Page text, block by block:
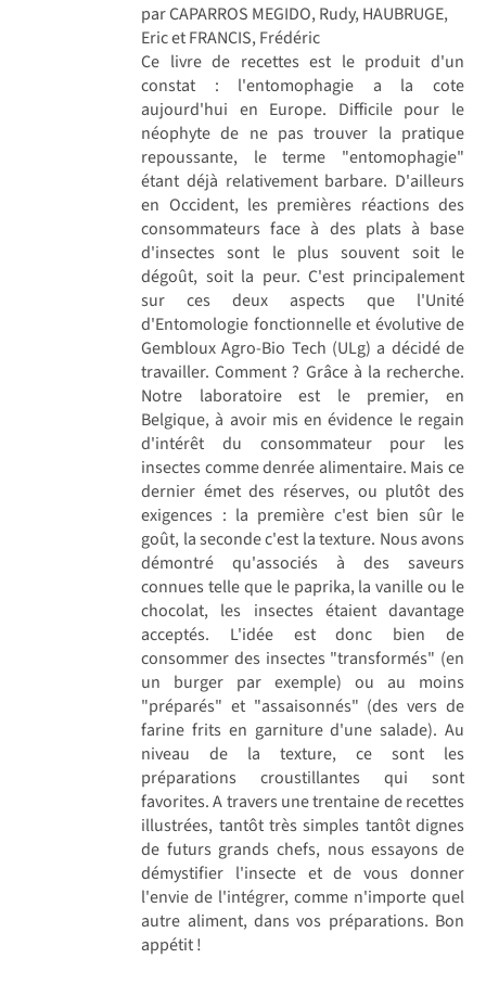
par CAPARROS MEGIDO, Rudy, HAUBRUGE,
Eric et FRANCIS, Frédéric
Ce livre de recettes est le produit d'un
constat : l'entomophagie a la cote
aujourd'hui en Europe. Difficile pour le
néophyte de ne pas trouver la pratique
repoussante, le terme "entomophagie"
étant déjà relativement barbare. D'ailleurs
en Occident, les premières réactions des
consommateurs face à des plats à base
d'insectes sont le plus souvent soit le
dégoût, soit la peur. C'est principalement
sur ces deux aspects que l'Unité
d'Entomologie fonctionnelle et évolutive de
Gembloux Agro-Bio Tech (ULg) a décidé de
travailler. Comment ? Grâce à la recherche.
Notre laboratoire est le premier, en
Belgique, à avoir mis en évidence le regain
d'intérêt du consommateur pour les
insectes comme denrée alimentaire. Mais ce
dernier émet des réserves, ou plutôt des
exigences : la première c'est bien sûr le
goût, la seconde c'est la texture. Nous avons
démontré qu'associés à des saveurs
connues telle que le paprika, la vanille ou le
chocolat, les insectes étaient davantage
acceptés. L'idée est donc bien de
consommer des insectes "transformés" (en
un burger par exemple) ou au moins
"préparés" et "assaisonnés" (des vers de
farine frits en garniture d'une salade). Au
niveau de la texture, ce sont les
préparations croustillantes qui sont
favorites. A travers une trentaine de recettes
illustrées, tantôt très simples tantôt dignes
de futurs grands chefs, nous essayons de
démystifier l'insecte et de vous donner
l'envie de l'intégrer, comme n'importe quel
autre aliment, dans vos préparations. Bon
appétit !